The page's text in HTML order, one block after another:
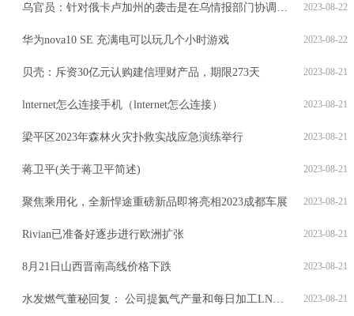
2023-08-22
乌官员：针对俄卡卢加州的袭击是在乌情报部门协调下发起的
2023-08-22
华为nova10 SE 充满电可以玩几个小时游戏
2023-08-21
贝壳：斥资30亿元认购建信理财产品，期限273天
2023-08-21
lnternet怎么连接手机（lnternet怎么连接）
2023-08-21
梁平区2023年森林火灾扑救实战应急演练举行
2023-08-21
蒋卫平(关于蒋卫平简述)
2023-08-21
聚焦乘用化，全新悍途重磅新品即将亮相2023成都车展
2023-08-21
Rivian已准备好逐步进行欧洲扩张
2023-08-21
8月21日山西晋南高线价格下跌
2023-08-21
水发燃气董秘回复： 公司提氦气产量和每日加工LNG量息息相关